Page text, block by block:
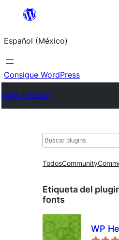
Saltar
contenido
Español (México)
Consigue WordPress
Plugin Directory
Buscar
TodosCommunity
Etiqueta del
fonts
WP